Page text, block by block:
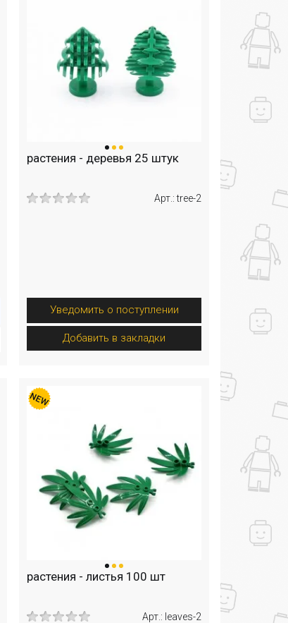
растения - деревья 25 штук
Арт.: tree-2
Уведомить о поступлении
Добавить в закладки
растения - листья 100 шт
Арт.: leaves-2